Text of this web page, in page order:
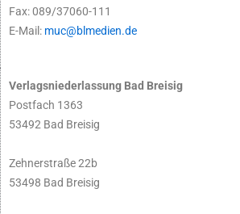
Fax: 089/37060-111
E-Mail: muc@blmedien.de
Verlagsniederlassung Bad Breisig
Postfach 1363
53492 Bad Breisig
Zehnerstraße 22b
53498 Bad Breisig